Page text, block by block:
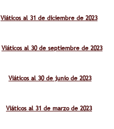
Viáticos al 31 de diciembre de 2023
Viáticos al 30 de septiembre de 2023
Viáticos al 30 de junio de 2023
Viáticos al 31 de marzo de 2023